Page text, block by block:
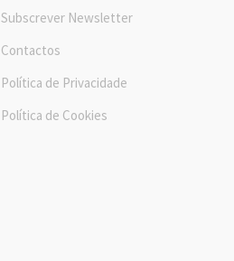
Subscrever Newsletter
Contactos
Política de Privacidade
Política de Cookies